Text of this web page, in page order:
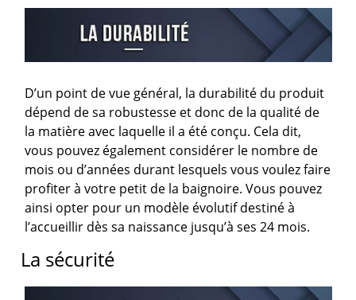
D’un point de vue général, la durabilité du produit
dépend de sa robustesse et donc de la qualité de
la matière avec laquelle il a été conçu. Cela dit,
vous pouvez également considérer le nombre de
mois ou d’années durant lesquels vous voulez faire
profiter à votre petit de la baignoire. Vous pouvez
ainsi opter pour un modèle évolutif destiné à
l’accueillir dès sa naissance jusqu’à ses 24 mois.
La sécurité